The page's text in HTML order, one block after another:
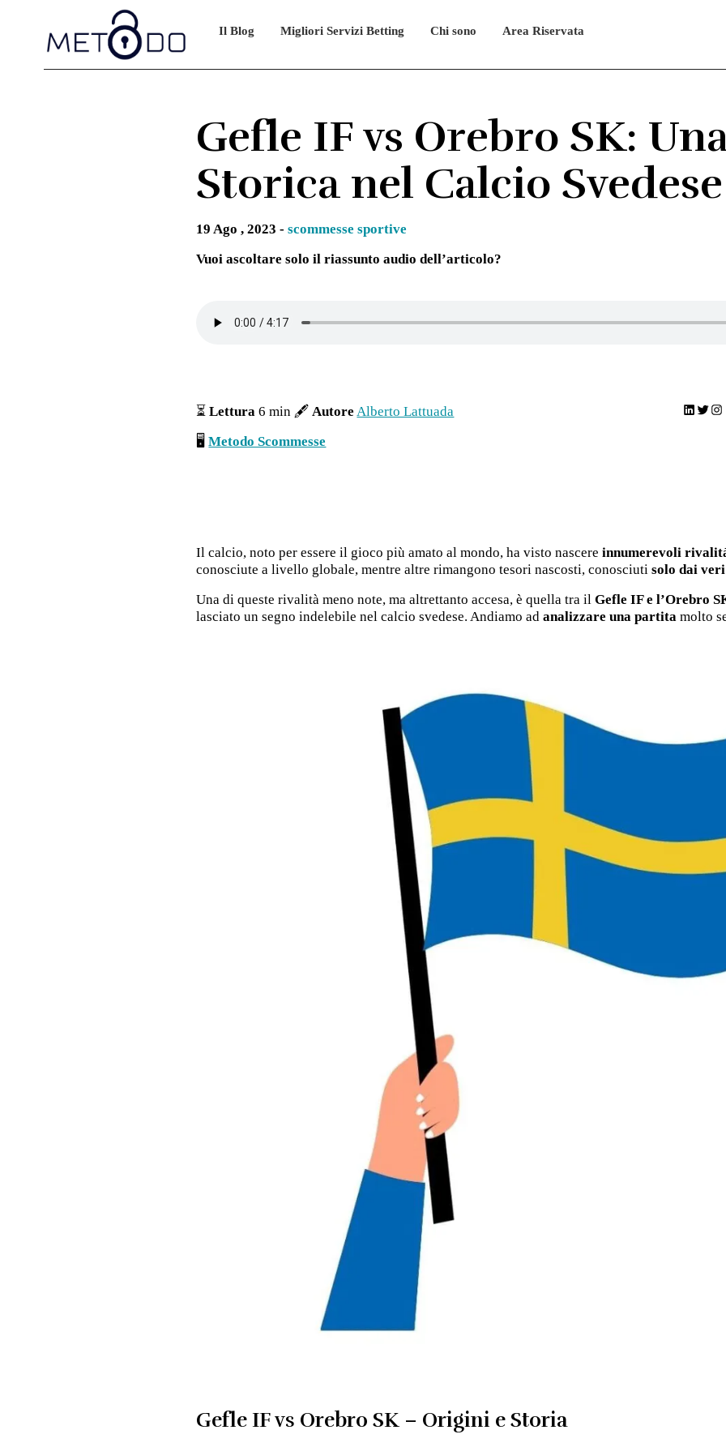
Il Blog Migliori Servizi Betting Chi sono Area Riservata
Gefle IF vs Orebro SK:
Storica nel Calcio Svedese
19 Ago , 2023 -scommesse sportive
Vuoi ascoltare solo il riassunto audio dell’articolo?
⏳Lettura 6 min 🖋 Autore Alberto Lattuada
🖥Metodo Scommesse
LinkedIn Twitter Instagram
Il calcio, noto per essere il gioco più amato al mondo, ha visto nascereinnumerevoli
conosciute a livello globale, mentre altre rimangono tesori nascosti, conosciutisolo dai veri
Una di queste rivalità meno note, ma altrettanto accesa, è quella tra ilGefle IF e l’Orebro
lasciato un segno indelebile nel calcio svedese. Andiamo adanalizzare una partita molto
Gefle IF vs Orebro SK – Origini e Storia